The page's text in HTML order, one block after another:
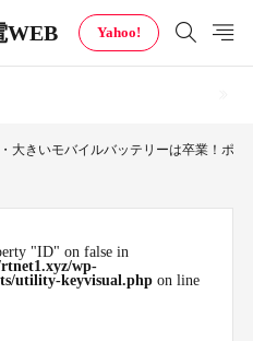
WEB Yahoo!
大きいモバイルバッテリーは卒業！ポケ
"ID" on false in
wp-
utility-keyvisual.phpon line